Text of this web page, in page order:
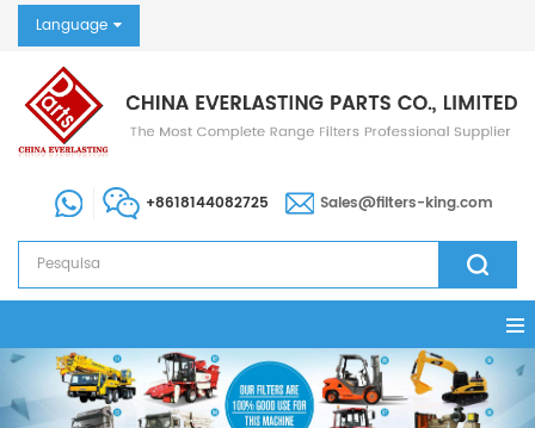
Language
+8618144082725 Sales@filters-king.com